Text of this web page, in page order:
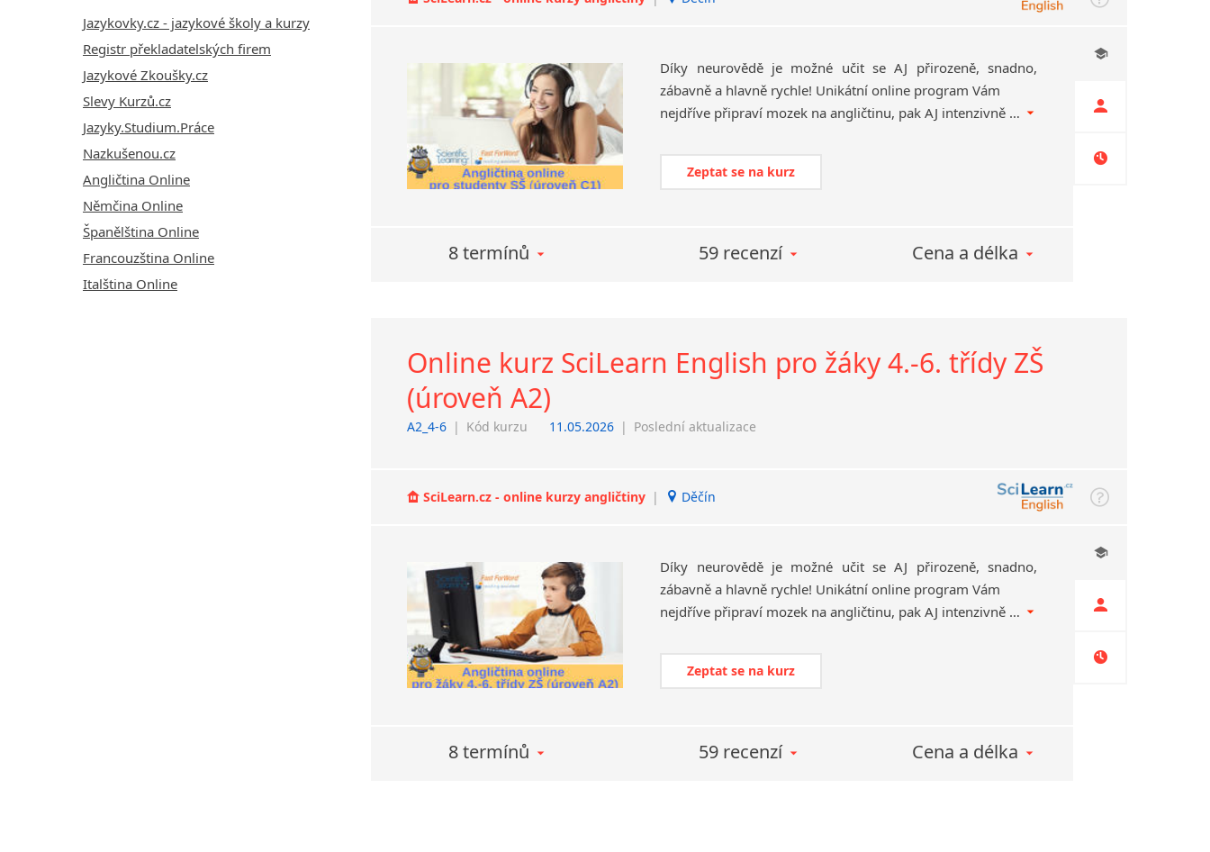
Jazykovky.cz - jazykové školy a kurzy
Registr překladatelských firem
Jazykové Zkoušky.cz
Slevy Kurzů.cz
Jazyky.Studium.Práce
Nazkušenou.cz
Angličtina Online
Němčina Online
Španělština Online
Francouzština Online
Italština Online
Díky neurovědě je možné učit se AJ přirozeně, snadno,
zábavně a hlavně rychle! Unikátní online program Vám
nejdříve připraví mozek na angličtinu, pak AJ intenzivně trénuje a nakonec koučuje výslovnost a plynulost čtení. A přitom se Vám stále přizpůsobuje!
Zeptat se na kurz
8 termínů 59 recenzí Cena a délka
Online kurz SciLearn English pro žáky 4.-6. třídy ZŠ
(úroveň A2)
A2_4-6 | Kód kurzu 11.05.2026 | Poslední aktualizace
SciLearn.cz - online kurzy angličtiny | Děčín
Díky neurovědě je možné učit se AJ přirozeně, snadno,
zábavně a hlavně rychle! Unikátní online program Vám
nejdříve připraví mozek na angličtinu, pak AJ intenzivně trénuje a nakonec koučuje výslovnost a plynulost čtení. A přitom se Vám stále přizpůsobuje!
Zeptat se na kurz
8 termínů 59 recenzí Cena a délka